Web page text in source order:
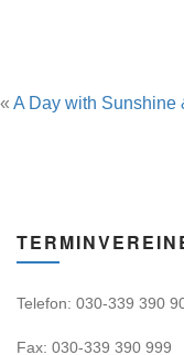
« A Day with Sunshine
Telefon: 030-339 390
Fax: 030-339 390 999